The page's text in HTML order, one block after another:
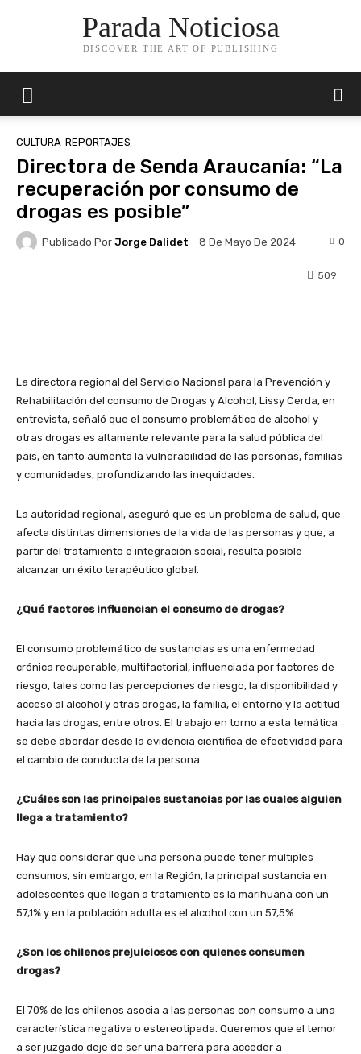
Parada Noticiosa
DISCOVER THE ART OF PUBLISHING
CULTURA REPORTAJES
Directora de Senda Araucanía: “La
recuperación por consumo de
drogas es posible”
Publicado Por Jorge Dalidet 8 De Mayo De 2024 0
509
La directora regional del Servicio Nacional para la Prevención y
Rehabilitación del consumo de Drogas y Alcohol, Lissy Cerda, en
entrevista, señaló que el consumo problemático de alcohol y
otras drogas es altamente relevante para la salud pública del
país, en tanto aumenta la vulnerabilidad de las personas, familias
y comunidades, profundizando las inequidades.
La autoridad regional, aseguró que es un problema de salud, que
afecta distintas dimensiones de la vida de las personas y que, a
partir del tratamiento e integración social, resulta posible
alcanzar un éxito terapéutico global.
¿Qué factores influencian el consumo de drogas?
El consumo problemático de sustancias es una enfermedad
crónica recuperable, multifactorial, influenciada por factores de
riesgo, tales como las percepciones de riesgo, la disponibilidad y
acceso al alcohol y otras drogas, la familia, el entorno y la actitud
hacia las drogas, entre otros. El trabajo en torno a esta temática
se debe abordar desde la evidencia científica de efectividad para
el cambio de conducta de la persona.
¿Cuáles son las principales sustancias por las cuales alguien
llega a tratamiento?
Hay que considerar que una persona puede tener múltiples
consumos, sin embargo, en la Región, la principal sustancia en
adolescentes que llegan a tratamiento es la marihuana con un
57,1% y en la población adulta es el alcohol con un 57,5%.
¿Son los chilenos prejuiciosos con quienes consumen
drogas?
El 70% de los chilenos asocia a las personas con consumo a una
característica negativa o estereotipada. Queremos que el temor
a ser juzgado deje de ser una barrera para acceder a